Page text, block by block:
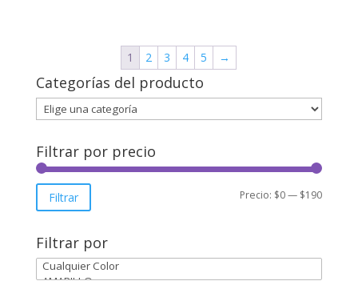
1 2 3 4 5 →
Categorías del producto
Filtrar por precio
Precio
Precio
Filtrar Precio: $0— $190
Filtrar por